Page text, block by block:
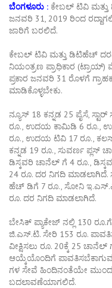
ಬೆಂಗಳೂರು : ಕೇಬಲ್ ಟಿವಿ
ಜನವರಿ 31, 2019 ರಿಂದ
ಜಾರಿಗೆ ಬರಲಿದೆ.
ಕೇಬಲ್ ಟಿವಿ ಮತ್ತು ಡಿಟಿಹೆಚ್
ನಿಯಂತ್ರಣ ಪ್ರಾಧಿಕಾರ (ಟ್ರಾಯ್)
ಪ್ರಕಾರ ಜನವರಿ 31 ರೊಳಗೆ
ಮಾಡಿಕೊಳ್ಳಬೇಕು.
ನ್ಯೂಸ್ 18 ಕನ್ನಡ 25 ಪೈಸೆ,
ರೂ., ಉದಯ ಕಾಮಿಡಿ 6 ರೂ.,
ರೂ., ಉದಯ ಟಿವಿ 17 ರೂ., ಕಲರ್ಸ್
ಕನ್ನಡ 19 ರೂ., ಸುವರ್ಣ ಪ್ಲಸ್
ಡಿಸ್ಕವರಿ ಚಾನೆಲ್ ಗೆ 4 ರೂ.,
24 ರೂ. ದರ ನಿಗದಿ
ಹೆಚ್ ಡಿಗೆ 7 ರೂ., ಸೋನಿ
ರೂ. ದರ ನಿಗದಿ ಮಾಡಲಾಗಿದೆ.
ಬೇಸಿಕ್ ಪ್ಯಾಕೇಜ್ ನಲ್ಲಿ 130
ಜಿ.ಎಸ್.ಟಿ. ಸೇರಿ 153 ರೂ.
ವೀಕ್ಷಿಸಲು ರೂ. 20ಕ್ಕೆ 25
ಆಯ್ಕೆಯೊಂದಿಗೆ
ಗಳ ಸೇವೆ ಹಿಂದಿನಂತೆಯೇ
ಬದಲಾವಣೆಯಾಗಲಿದೆ.